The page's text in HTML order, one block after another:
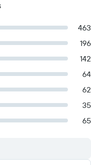
463
196
142
64
62
35
65